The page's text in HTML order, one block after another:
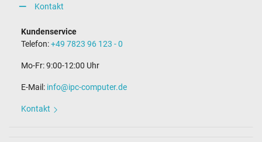
Kontakt
Kundenservice
Telefon:+49 7823 96 123 - 0
Mo-Fr: 9:00-12:00 Uhr
E-Mail: info@ipc-computer.de
Kontakt